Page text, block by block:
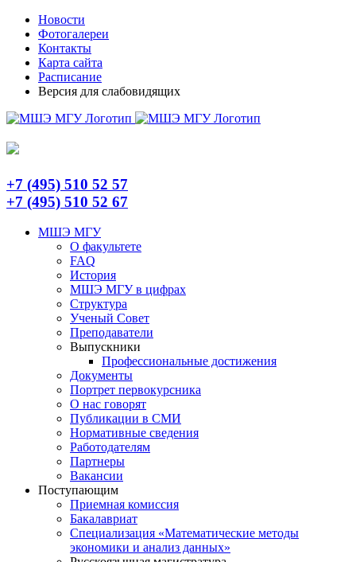
Skip
content
TelegramНовости
Фотогалереи
Контакты
Карта сайта
Расписание
Версия для слабовидящих
+7 (495) 510 52 57
+7 (495) 510 52 67
МШЭ МГУ
О факультете
FAQ
История
МШЭ МГУ в цифрах
Структура
Ученый Совет
Преподаватели
Выпускники
Профессиональные достижения
Документы
Портрет первокурсника
О нас говорят
Публикации в СМИ
Нормативные сведения
Работодателям
Партнеры
Вакансии
Поступающим
Приемная комиссия
Бакалавриат
Специализация «Математические методы
экономики и анализ данных»